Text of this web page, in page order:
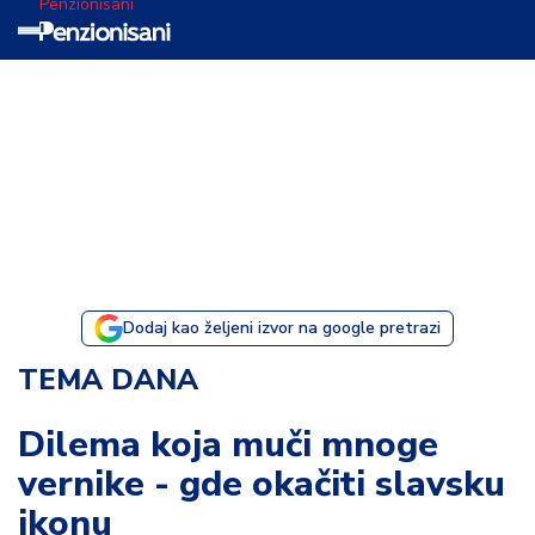
Dodaj kao željeni izvor na google pretrazi
TEMA DANA
Dilema koja muči mnoge
vernike - gde okačiti slavsku
ikonu